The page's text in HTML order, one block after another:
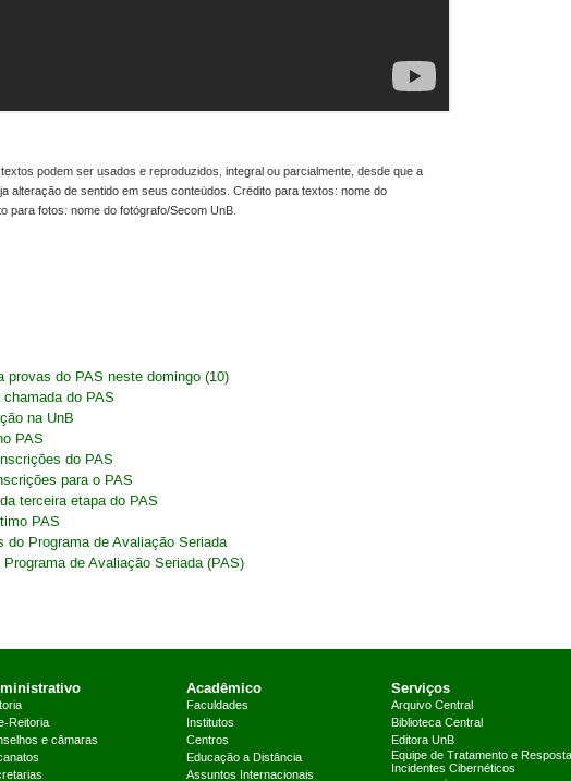
podem ser usados e reproduzidos, integral ou parcialmente, desde que a
alteração de sentido em seus conteúdos. Crédito para textos: nome do
para fotos: nome do fotógrafo/Secom UnB.
do PAS neste domingo (10)
do PAS
na UnB
PAS
do PAS
para o PAS
terceira etapa do PAS
PAS
Programa de Avaliação Seriada
de Avaliação Seriada (PAS)
Reitoria
e câmaras
Acadêmico
Faculdades
Institutos
Centros
Educação a Distância
Assuntos Internacionais
Serviços
Arquivo Central
Biblioteca Central
Editora UnB
Equipe de Tratamento e
Incidentes Cibernéticos